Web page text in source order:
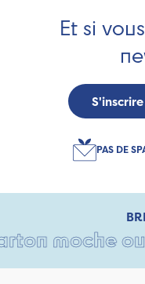
Et si
PAS DE
moche oui,